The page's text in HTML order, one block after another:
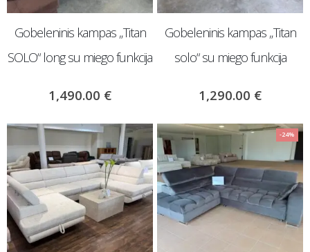
Gobeleninis kampas „Titan
SOLO“ long su miego funkcija
1,490.00 €
Gobeleninis kampas „Titan
solo“ su miego funkcija
1,290.00 €
-24%